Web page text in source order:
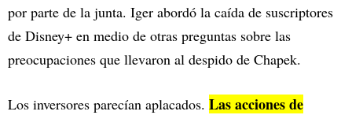
por parte de la junta. Iger abordó la caída de suscriptores
de Disney+ en medio de otras preguntas sobre las
preocupaciones que llevaron al despido de Chapek.
Los inversores parecían aplacados. Las acciones de